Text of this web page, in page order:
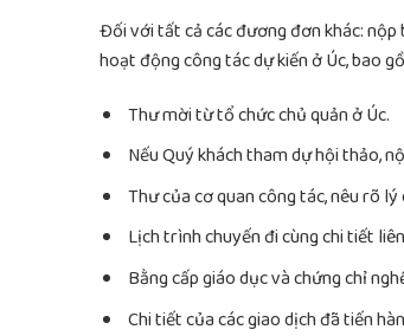
Đối với tất cả các đương đơn khác:
hoạt động công tác dự kiến ở Úc, bao
Thư mời từ tổ chức chủ quản ở Úc.
Nếu Quý khách tham dự hội thảo,
Thư của cơ quan công tác, nêu rõ lý
Lịch trình chuyến đi cùng chi tiết
Bằng cấp giáo dục và chứng chỉ
Chi tiết của các giao dịch đã tiến